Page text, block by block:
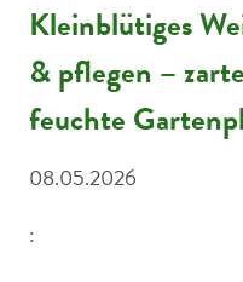
Kleinblütiges
& pflegen –
feuchte
08.05.2026
: